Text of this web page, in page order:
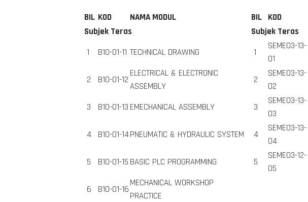
BIL KOD NAMA MODUL BIL KOD
Subjek Teras
Subjek Teras
1
B10-01-11 TECHNICAL DRAWING 1
SEME03-13-
01
2 B10-01-12
ELECTRICAL & ELECTRONIC
ASSEMBLY
2
SEME03-13-
02
3 B10-01-13 EMECHANICAL ASSEMBLY 3
SEME03-13-
03
4 B10-01-14PNEUMATIC & HYDRAULIC SYSTEM 4
SEME03-13-
04
5 B10-01-15 BASIC PLC PROGRAMMING 5
SEME03-12-
05
6 B10-01-16
MECHANICAL WORKSHOP
PRACTICE